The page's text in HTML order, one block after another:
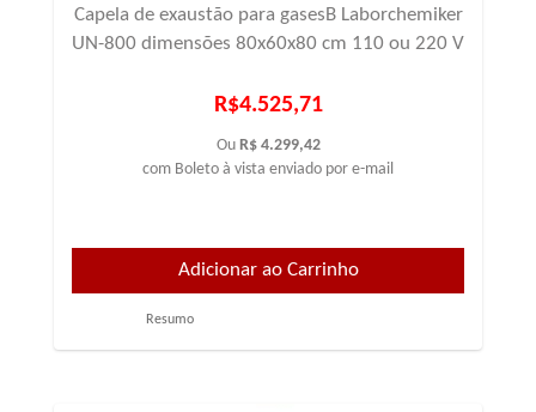
Capela de exaustão para gasesB Laborchemiker
UN-800 dimensões 80x60x80 cm 110 ou 220 V
R$4.525,71
Ou R$ 4.299,42
com Boleto à vista enviado por e-mail
Resumo